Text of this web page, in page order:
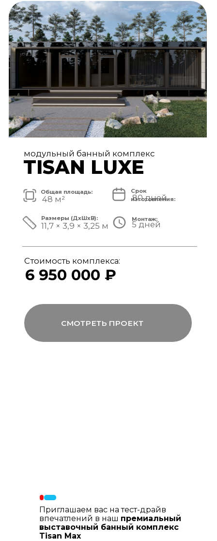
Приглашаем вас на тест-драйв
впечатлений в наш премиальный
выставочный банный комплекс
Tisan Max
АРХИТЕКТУРА И ЭКСТЕРЬЕР
лиственницы, шлифованный
керамогранит
Мы совмещаем скорость модульной
сборки с технологиями капитального
строительства, включая использование
бетона, керамогранита и премиального
инженерного оборудования